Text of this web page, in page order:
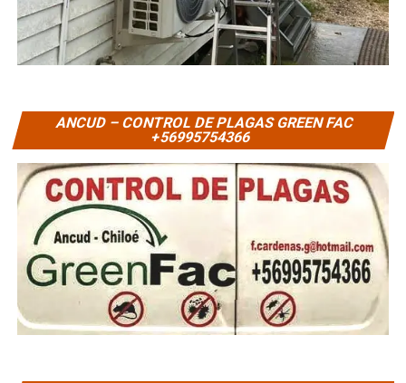
ANCUD – CONTROL DE PLAGAS GREEN FAC
+56995754366